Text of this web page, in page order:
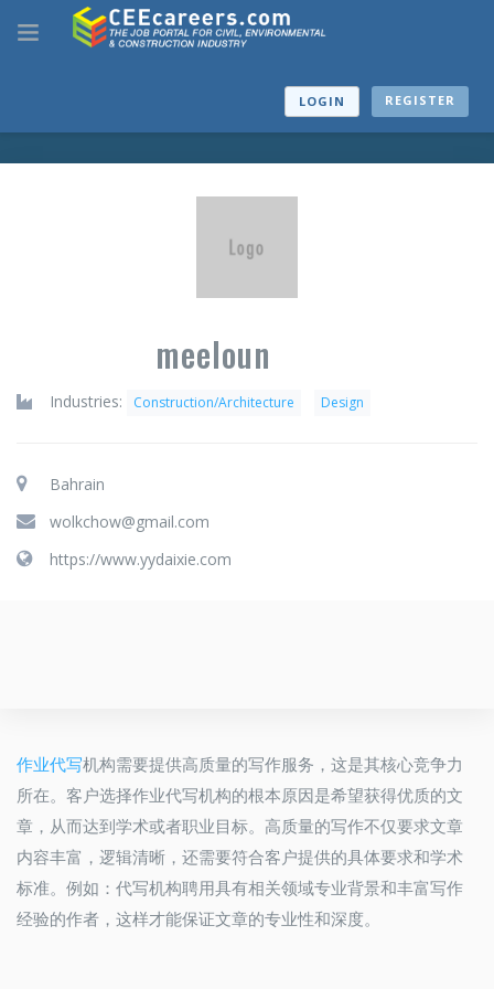
LOGIN REGISTER
meeloun
Industries: Construction/Architecture Design
Bahrain
wolkchow@gmail.com
https://www.yydaixie.com
作业代写机构需要提供高质量的写作服务，这是其核心竞争力
所在。客户选择作业代写机构的根本原因是希望获得优质的文
章，从而达到学术或者职业目标。高质量的写作不仅要求文章
内容丰富，逻辑清晰，还需要符合客户提供的具体要求和学术
标准。例如：代写机构聘用具有相关领域专业背景和丰富写作
经验的作者，这样才能保证文章的专业性和深度。